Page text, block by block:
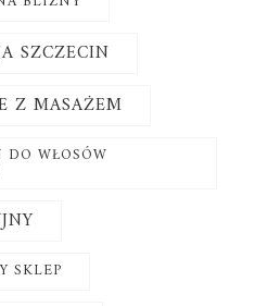
SZCZECIN
Z MASAŻEM
WŁOSÓW
SKLEP